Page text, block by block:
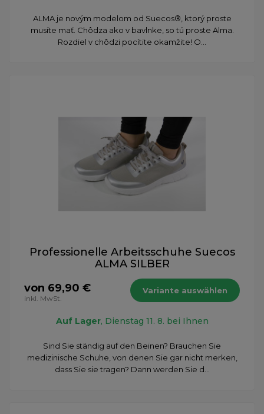
ALMA je novým modelom od Suecos®, ktorý proste
musíte mať. Chôdza ako v bavlnke, so tú proste Alma.
Rozdiel v chôdzi pocítite okamžite! O...
Professionelle Arbeitsschuhe Suecos
ALMA SILBER
von 69,90 €
inkl. MwSt.
Variante auswählen
Auf Lager, Dienstag 11. 8. bei Ihnen
Sind Sie ständig auf den Beinen? Brauchen Sie
medizinische Schuhe, von denen Sie gar nicht merken,
dass Sie sie tragen? Dann werden Sie d...